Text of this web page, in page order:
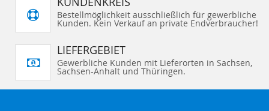
Bestellmöglichkeit ausschließlich für gewerbliche
Kunden. Kein Verkauf an private Endverbraucher!
LIEFERGEBIET
Gewerbliche Kunden mit Lieferorten in Sachsen,
Sachsen-Anhalt und Thüringen.